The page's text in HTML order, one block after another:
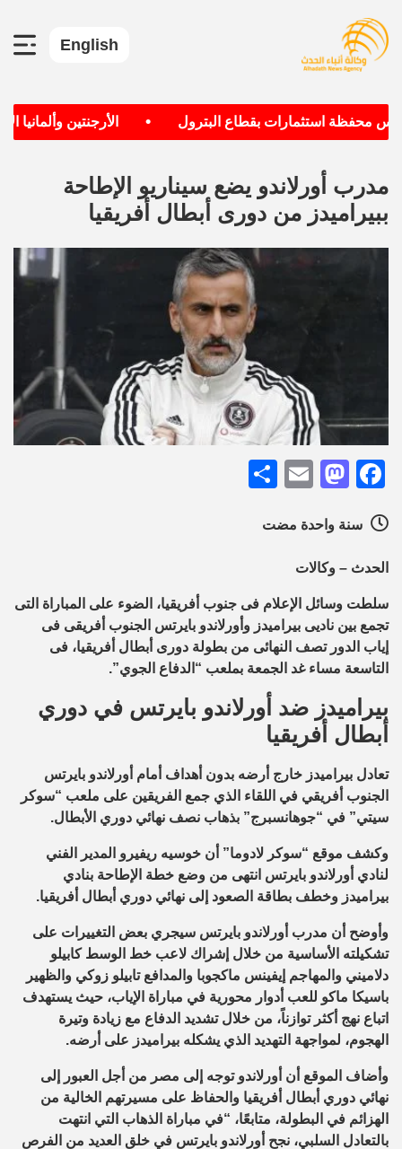
English
محفظة استثمارات بقطاع البترول الأرجنتين وألمانيا
مدرب أورلاندو يضع سيناريو الإطاحة
ببيراميدز من دورى أبطال أفريقيا
Facebook
Mastodon
Email
سنة واحدة مضت
الحدث – وكالات
سلطت وسائل الإعلام فى جنوب أفريقيا، الضوء على المباراة التى
تجمع بين ناديى بيراميدز وأورلاندو بايرتس الجنوب أفريقى فى
إياب الدور تصف النهائى من بطولة دورى أبطال أفريقيا، فى
التاسعة مساء غد الجمعة بملعب “الدفاع الجوي”.
بيراميدز ضد أورلاندو بايرتس في دوري
أبطال أفريقيا
تعادل بيراميدز خارج أرضه بدون أهداف أمام أورلاندو بايرتس
الجنوب أفريقي في اللقاء الذي جمع الفريقين على ملعب “سوكر
سيتي” في “جوهانسبرج” بذهاب نصف نهائي دوري الأبطال.
وكشف موقع “سوكر لادوما” أن خوسيه ريفيرو المدير الفني
لنادي أورلاندو بايرتس انتهى من وضع خطة الإطاحة بنادي
بيراميدز وخطف بطاقة الصعود إلى نهائي دوري أبطال أفريقيا.
وأوضح أن مدرب أورلاندو بايرتس سيجري بعض التغييرات على
تشكيلته الأساسية من خلال إشراك لاعب خط الوسط كابيلو
دلاميني والمهاجم إيفينس ماكجوبا والمدافع تابيلو زوكي والظهير
باسيكا ماكو للعب أدوار محورية في مباراة الإياب، حيث يستهدف
اتباع نهج أكثر توازناً، من خلال تشديد الدفاع مع زيادة وتيرة
الهجوم، لمواجهة التهديد الذي يشكله بيراميدز على أرضه.
وأضاف الموقع أن أورلاندو توجه إلى مصر من أجل العبور إلى
نهائي دوري أبطال أفريقيا والحفاظ على مسيرتهم الخالية من
الهزائم في البطولة، متابعًا، “في مباراة الذهاب التي انتهت
بالتعادل السلبي، نجح أورلاندو بايرتس في خلق العديد من الفرص